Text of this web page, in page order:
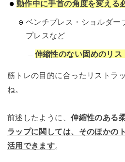
動作中に手首の角度を変える
ベンチプレス・ショルダー
プレスなど
伸縮性のない固めのリ
筋トレの目的に合ったリストラ
ね。
前述したように、伸縮性のある
ラップに関しては、そのほかの
活用できます。